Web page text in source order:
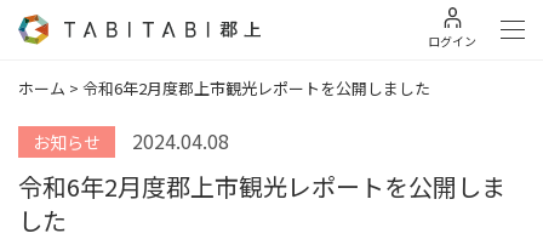
ログイン
ホーム > 令和6年2月度郡上市観光レポートを公開しました
お知らせ 2024.04.08
令和6年2月度郡上市観光レポートを公開しま
した